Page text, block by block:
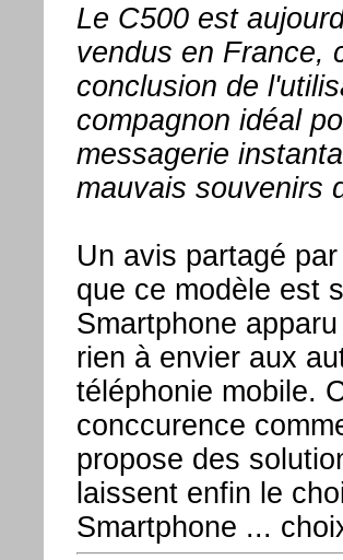
Le C500 est
vendus en France,
conclusion de
compagnon idéal
messagerie
mauvais souvenirs
Un avis partagé
que ce modèle est
Smartphone
rien à envier aux
téléphonie mobile.
conccurence
propose des
laissent enfin le
Smartphone ...